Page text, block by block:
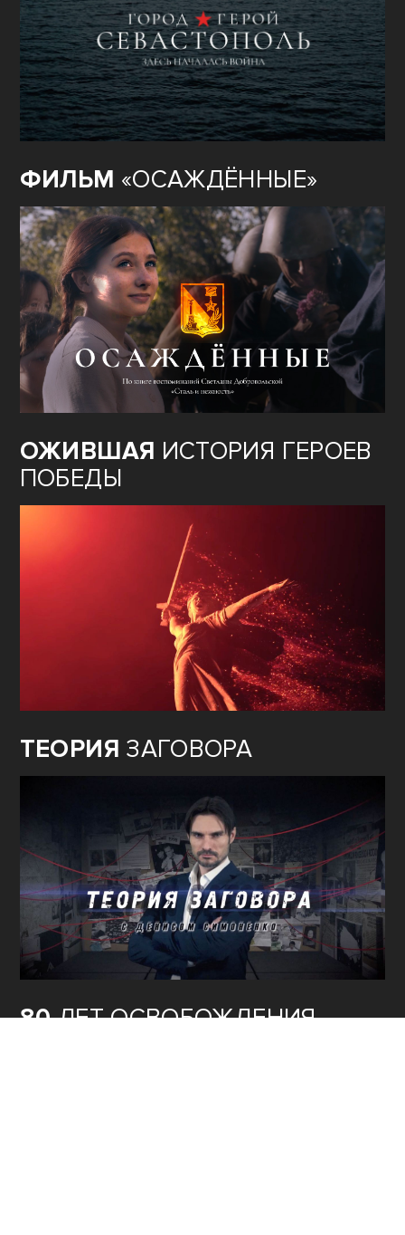
ФИЛЬМ «ОСАЖДЁННЫЕ»
ОЖИВШАЯ ИСТОРИЯ ГЕРОЕВ
ПОБЕДЫ
ТЕОРИЯ ЗАГОВОРА
80ЛЕТ ОСВОБОЖДЕНИЯ